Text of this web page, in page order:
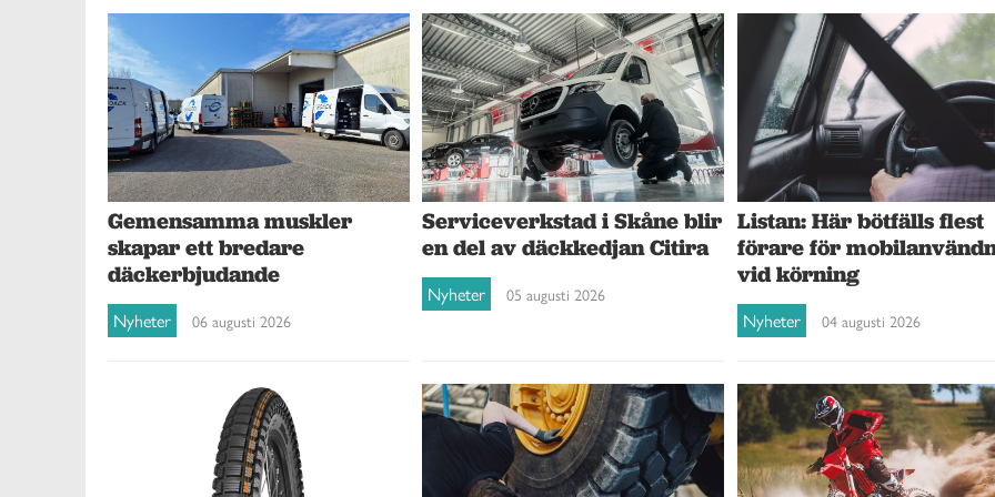
Gemensamma muskler
skapar ett bredare
däckerbjudande
Nyheter 06 augusti 2026
Serviceverkstad i Skåne blir
en del av däckkedjan Citira
Nyheter 05 augusti 2026
Listan: Här bötfälls flest
förare för
vid körning
Nyheter 04 augusti 2026